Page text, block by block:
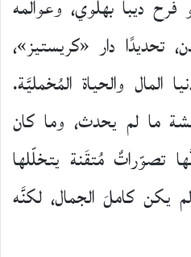
فرح ديبا بهلوي، وعوالمه
تحديدًا دار «كريستيز»،
المال والحياة المُخمليَّة.
ما لم يحدث، وما كان
تصوّراتٌ مُتقَنة يتخلّلها
كاملَ الجمال، لكنَّه